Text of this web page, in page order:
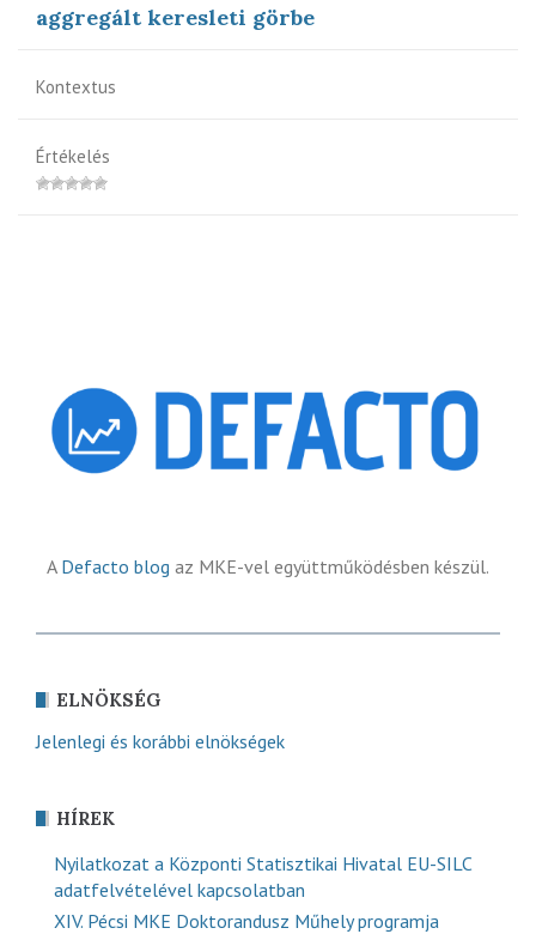
aggregált keresleti görbe
Kontextus
Értékelés
A Defacto blog az MKE-vel együttműködésben készül.
ELNÖKSÉG
Jelenlegi és korábbi elnökségek
HÍREK
Nyilatkozat a Központi Statisztikai Hivatal EU-SILC
adatfelvételével kapcsolatban
XIV. Pécsi MKE Doktorandusz Műhely programja